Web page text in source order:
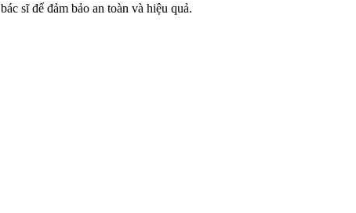
sĩ để đảm bảo an toàn và hiệu quả.